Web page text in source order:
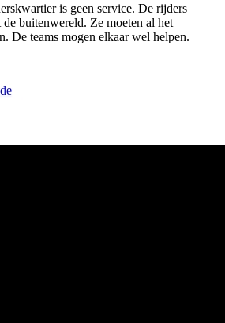
is geen service. De rijders
de buitenwereld. Ze moeten al het
De teams mogen elkaar wel helpen.